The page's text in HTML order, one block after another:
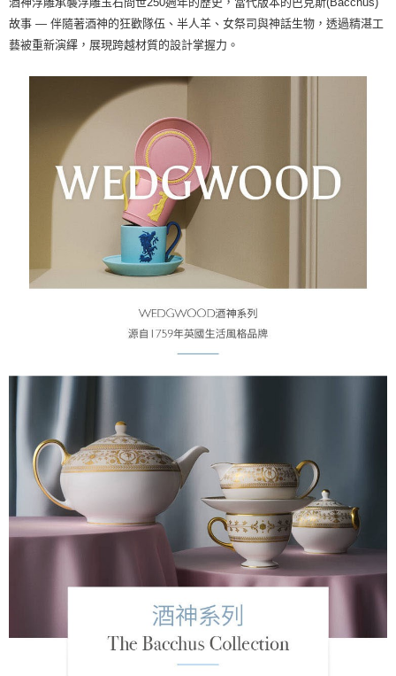
故事 — 伴隨著酒神的狂歡隊伍、半人羊、女祭司與神話生物，透過精湛工
藝被重新演繹，展現跨越材質的設計掌握力。